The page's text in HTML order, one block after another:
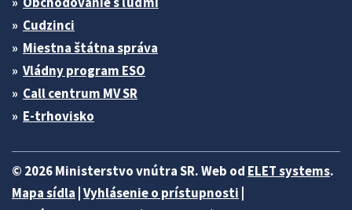
Cudzinci
Miestna štátna správa
Vládny program ESO
Call centrum MV SR
E-trhovisko
© 2026 Ministerstvo vnútra SR. Web od ELET systems.
Mapa sídla Vyhlásenie o prístupnosti